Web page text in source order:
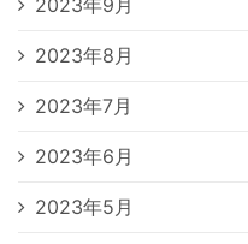
2023年9月
2023年8月
2023年7月
2023年6月
2023年5月